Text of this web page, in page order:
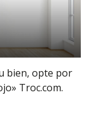
bien, opte por
Troc.com.